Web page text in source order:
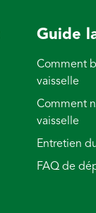
Guide
Comment
vaisselle
Comment
vaisselle
Entretien
FAQ de